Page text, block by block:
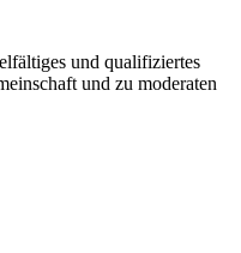
und qualifiziertes
und zu moderaten